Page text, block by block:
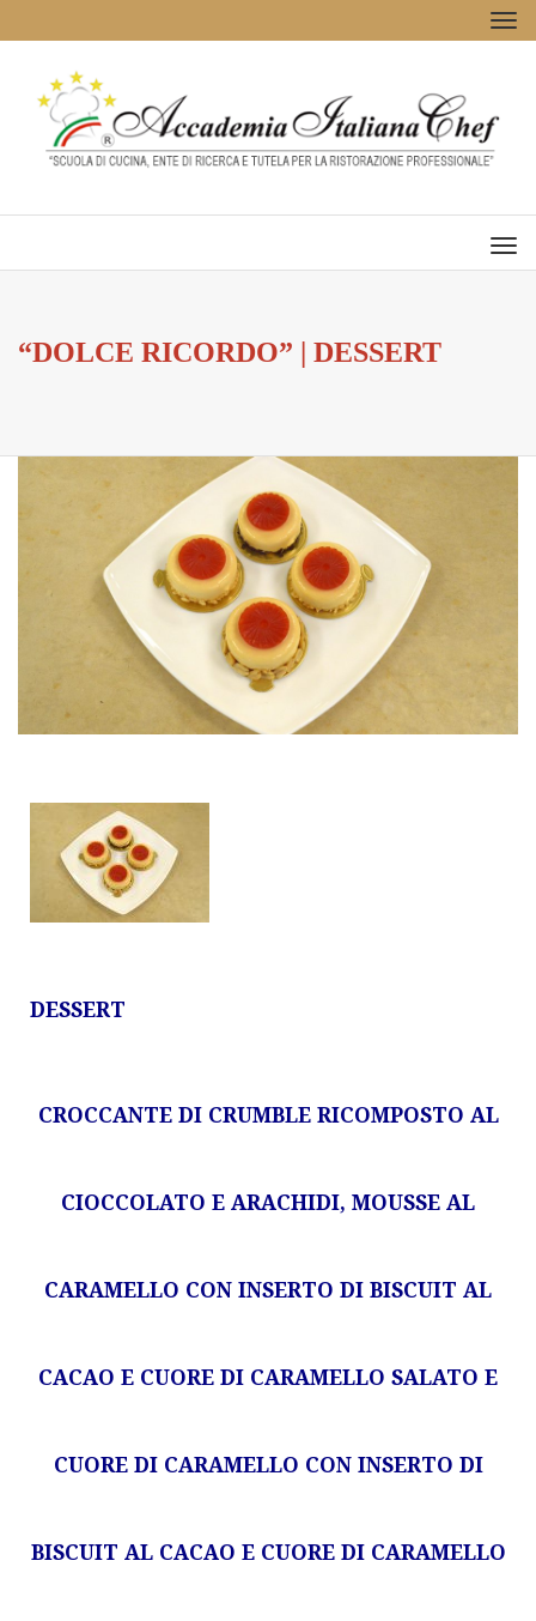
“DOLCE RICORDO” | DESSERT
DESSERT
CROCCANTE DI CRUMBLE RICOMPOSTO AL
CIOCCOLATO E ARACHIDI, MOUSSE AL
CARAMELLO CON INSERTO DI BISCUIT AL
CACAO E CUORE DI CARAMELLO SALATO E
CUORE DI CARAMELLO CON INSERTO DI
BISCUIT AL CACAO E CUORE DI CARAMELLO